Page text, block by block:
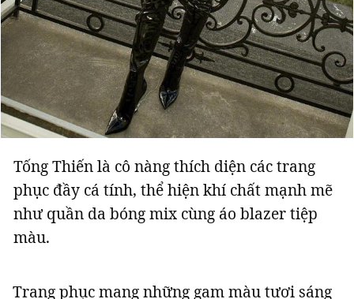
Tống Thiến là cô nàng thích diện các trang
phục đầy cá tính, thể hiện khí chất mạnh mẽ
như quần da bóng mix cùng áo blazer tiệp
màu.
Trang phục mang những gam màu tươi sáng